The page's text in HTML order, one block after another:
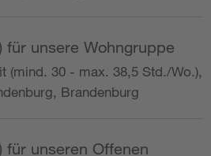
für unsere Wohngruppe
(mind. 30 - max. 38,5 Std./Wo.),
Brandenburg
für unseren Offenen